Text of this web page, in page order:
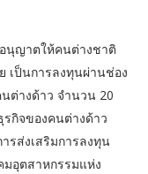
ญาตให้คนต่างชาติ
เป็นการลงทุนผ่านช่อง
ต่างด้าว จำนวน 20
กิจของคนต่างด้าว
รส่งเสริมการลงทุน
อุตสาหกรรมแห่ง